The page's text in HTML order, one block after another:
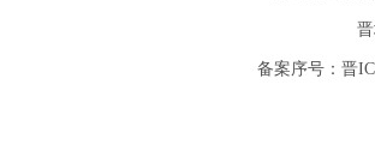
备案序号： 晋